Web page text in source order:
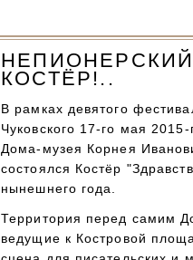
КОСТЁР!..
В рамках девятого
Чуковского 17-го мая
Дома-музея Корнея
состоялся Костёр
нынешнего года.
Территория перед самим
ведущие к Костровой